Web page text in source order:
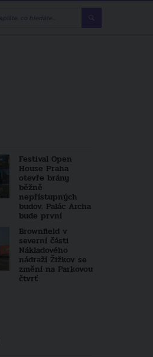
Festival Open
House Praha
otevře brány
běžně
nepřístupných
budov. Palác Archa
bude první
Brownfield v
severní části
Nákladového
nádraží Žižkov se
změní na Parkovou
čtvrť